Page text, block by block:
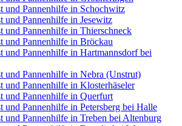
und Pannenhilfe in Schochwitz
und Pannenhilfe in Jesewitz
und Pannenhilfe in Thierschneck
und Pannenhilfe in Bröckau
und Pannenhilfe in Hartmannsdorf bei
und Pannenhilfe in Nebra (Unstrut)
und Pannenhilfe in Klosterhäseler
und Pannenhilfe in Querfurt
und Pannenhilfe in Petersberg bei Halle
und Pannenhilfe in Treben bei Altenburg